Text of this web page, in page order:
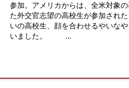
参加。アメリカからは、全米対象
た外交官志望の高校生が参加され
いの高校生、顔を合わせるやいな
いました。 ...